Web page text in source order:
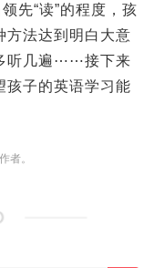
先“读”的程度，孩
方法达到明白大意
听几遍⋯⋯接下来
孩子的英语学习能
者。